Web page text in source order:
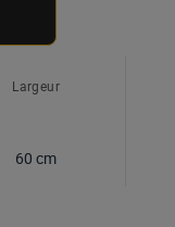
Largeur
60 cm